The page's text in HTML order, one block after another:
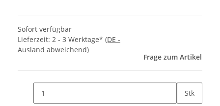
Sofort verfügbar
Lieferzeit: 2 - 3 Werktage* (DE -
Ausland abweichend)
Frage zum Artikel
Stk